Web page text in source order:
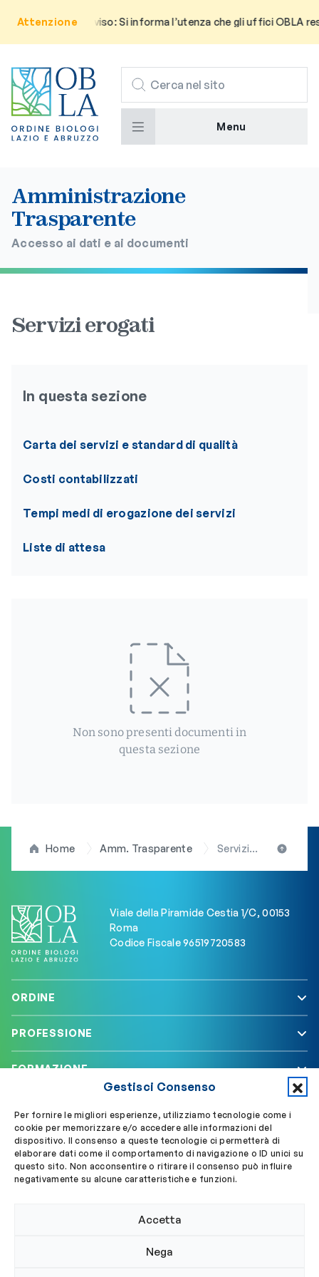
Gestisci Consenso
Per fornire le migliori esperienze, utilizziamo tecnologie come i
cookie per memorizzare e/o accedere alle informazioni del
dispositivo. Il consenso a queste tecnologie ci permetterà di
elaborare dati come il comportamento di navigazione o ID unici su
questo sito. Non acconsentire o ritirare il consenso può influire
negativamente su alcune caratteristiche e funzioni.
Accetta
Nega
AttenzioneAvviso: Si informa l’utenza che gli uffici OBLA
CERCA
Menu
Amministrazione
Trasparente
Accesso ai dati e ai documenti
Servizi erogati
In questa sezione
Carta dei servizi e standard di qualità
Costi contabilizzati
Tempi medi di erogazione dei servizi
Liste di attesa
Non sono presenti documenti in
questa sezione
Home Amm. Trasparente Servizi erogati
Viale della Piramide Cestia 1/C, 00153
Roma
Codice Fiscale 96519720583
ORDINE
PROFESSIONE
FORMAZIONE
Segui OBLA su Accedi a My OBLA